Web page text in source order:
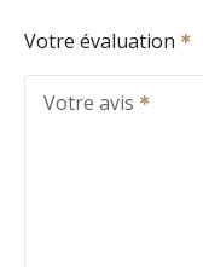
Votre évaluation
Votre avis